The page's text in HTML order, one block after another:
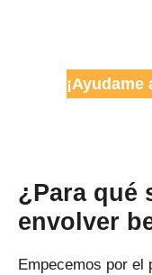
¡Ayudame
¿Para qué
envolver
Empecemos por el